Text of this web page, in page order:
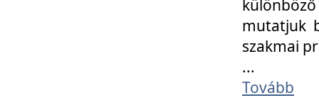
mutatjuk
szakmai
...
Tovább